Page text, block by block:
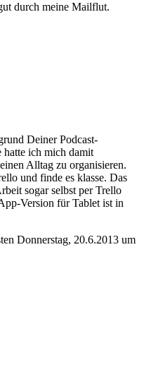
durch meine Mailflut.
Deiner Podcast-
hatte ich mich damit
Alltag zu organisieren.
und finde es klasse. Das
sogar selbst per Trello
Version für Tablet ist in
Donnerstag, 20.6.2013 um